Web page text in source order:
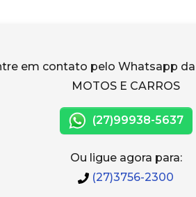
em contato pelo Whatsapp da
MOTOS E CARROS
(27)99938-5637
Ou ligue agora para:
(27)3756-2300